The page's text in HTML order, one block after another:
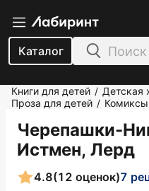
Каталог
Книги для детей / Детская
Проза для детей / Комиксы
Черепашки-
Истмен, Лерд
4.8(12 оценок)7